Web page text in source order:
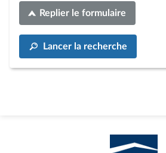
Replier le formulaire
Lancer la recherche